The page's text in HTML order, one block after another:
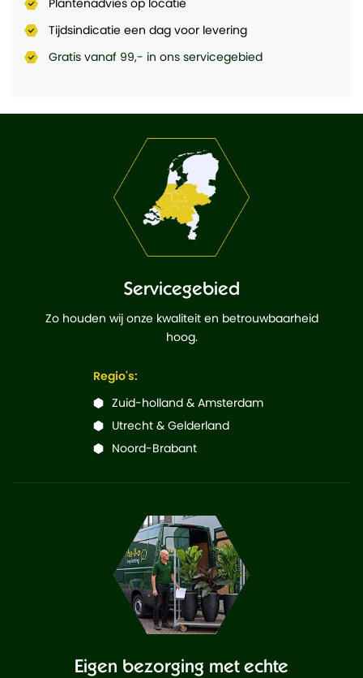
Plantenadvies op locatie
Tijdsindicatie een dag voor levering
Gratis vanaf 99,- in ons servicegebied
Servicegebied
Zo houden wij onze kwaliteit en betrouwbaarheid
hoog.
Regio's:
Zuid-holland & Amsterdam
Utrecht & Gelderland
Noord-Brabant
Eigen bezorging met echte